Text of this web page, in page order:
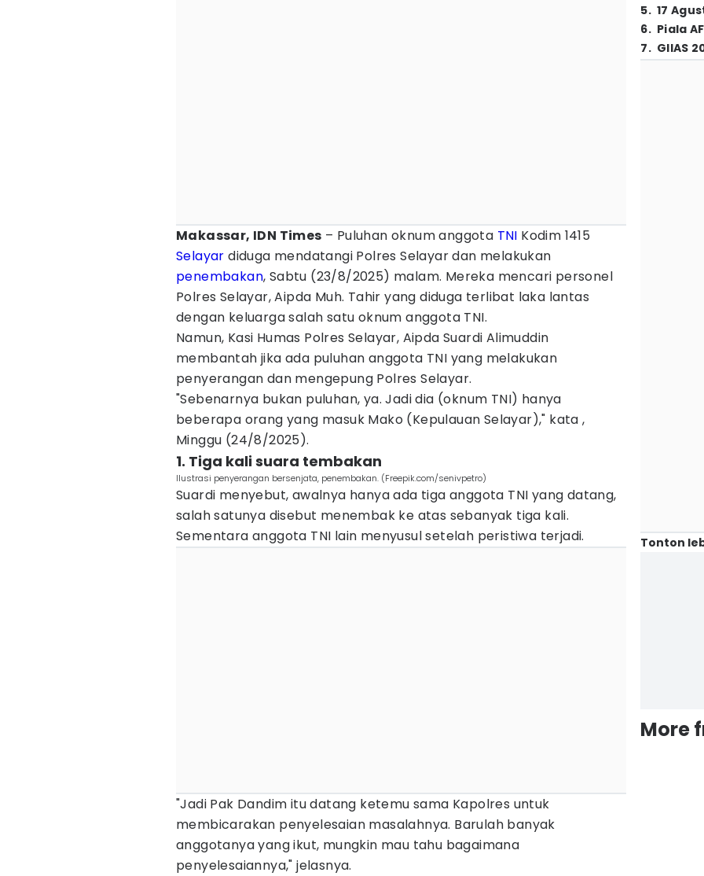
Makassar, IDN Times – Puluhan oknum anggota TNI Kodim 1415
Selayar diduga mendatangi Polres Selayar dan melakukan
penembakan, Sabtu (23/8/2025) malam. Mereka mencari personel
Polres Selayar, Aipda Muh. Tahir yang diduga terlibat laka lantas
dengan keluarga salah satu oknum anggota TNI.
Namun, Kasi Humas Polres Selayar, Aipda Suardi Alimuddin
membantah jika ada puluhan anggota TNI yang melakukan
penyerangan dan mengepung Polres Selayar.
"Sebenarnya bukan puluhan, ya. Jadi dia (oknum TNI) hanya
beberapa orang yang masuk Mako (Kepulauan Selayar)," kata ,
Minggu (24/8/2025).
1. Tiga kali suara tembakan
Ilustrasi penyerangan bersenjata, penembakan. (Freepik.com/senivpetro)
Suardi menyebut, awalnya hanya ada tiga anggota TNI yang datang,
salah satunya disebut menembak ke atas sebanyak tiga kali.
Sementara anggota TNI lain menyusul setelah peristiwa terjadi.
"Jadi Pak Dandim itu datang ketemu sama Kapolres untuk
membicarakan penyelesaian masalahnya. Barulah banyak
anggotanya yang ikut, mungkin mau tahu bagaimana
penyelesaiannya," jelasnya.
5. 17
6. Piala
7. GIIAS
Tonton
More